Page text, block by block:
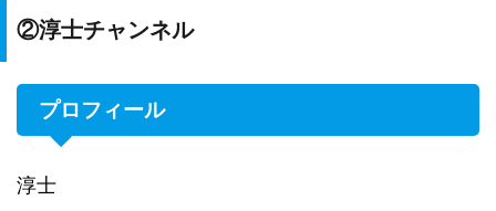
②淳士チャンネル
プロフィール
淳士